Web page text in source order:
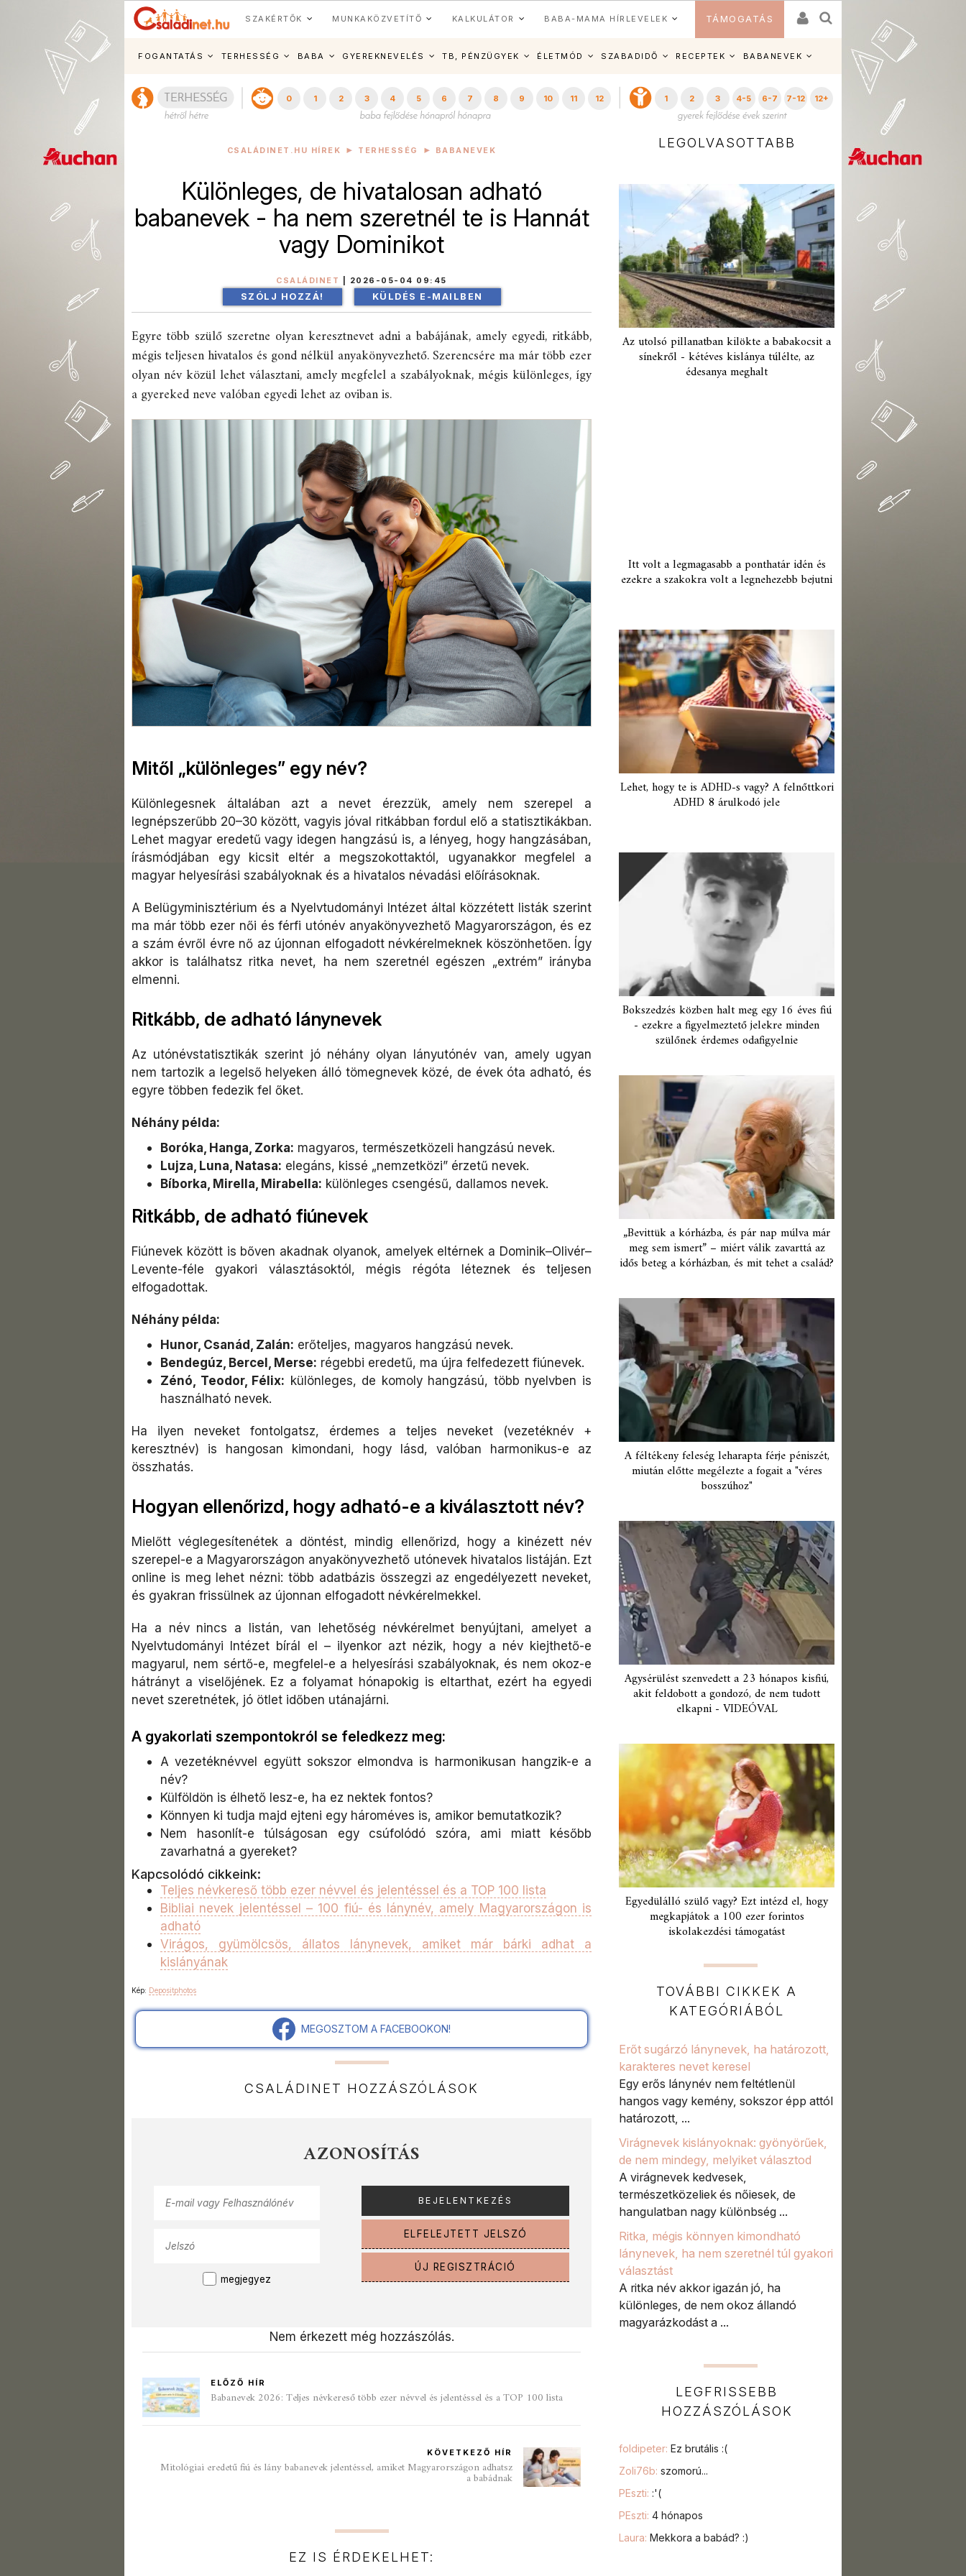
SZAKÉRTŐK MUNKAKÖZVETÍTŐ KALKULÁTOR BABA-MAMA HÍRLEVELEK TÁMOGATÁS
FOGANTATÁS TERHESSÉG BABA GYEREKNEVELÉS TB, PÉNZÜGYEK ÉLETMÓD SZABADIDŐ RECEPTEK BABANEVEK
0 1 2 3 4 5 6 7 8 9 10 11 12 1 2 3 4-5 6-7 7-12 12+
CSALÁDINET.HU HÍREK TERHESSÉG BABANEVEK
Különleges, de hivatalosan adható
babanevek - ha nem szeretnél te is Hannát
vagy Dominikot
CSALÁDINET 2026-05-04 09:45
SZÓLJ HOZZÁ! KÜLDÉS E-MAILBEN
Egyre több szülő szeretne olyan keresztnevet adni a babájának, amely egyedi, ritkább,
mégis teljesen hivatalos és gond nélkül anyakönyvezhető. Szerencsére ma már több ezer
olyan név közül lehet választani, amely megfelel a szabályoknak, mégis különleges, így
a gyereked neve valóban egyedi lehet az oviban is.
Mitől „különleges” egy név?
Különlegesnek általában azt a nevet érezzük, amely nem szerepel a
legnépszerűbb 20–30 között, vagyis jóval ritkábban fordul elő a statisztikákban.
Lehet magyar eredetű vagy idegen hangzású is, a lényeg, hogy hangzásában,
írásmódjában egy kicsit eltér a megszokottaktól, ugyanakkor megfelel a
magyar helyesírási szabályoknak és a hivatalos névadási előírásoknak.
A Belügyminisztérium és a Nyelvtudományi Intézet által közzétett listák szerint
ma már több ezer női és férfi utónév anyakönyvezhető Magyarországon, és ez
a szám évről évre nő az újonnan elfogadott névkérelmeknek köszönhetően. Így
akkor is találhatsz ritka nevet, ha nem szeretnél egészen „extrém” irányba
elmenni.
Ritkább, de adható lánynevek
Az utónévstatisztikák szerint jó néhány olyan lányutónév van, amely ugyan
nem tartozik a legelső helyeken álló tömegnevek közé, de évek óta adható, és
egyre többen fedezik fel őket.
Néhány példa:
Boróka, Hanga, Zorka: magyaros, természetközeli hangzású nevek.
Lujza, Luna, Natasa: elegáns, kissé „nemzetközi” érzetű nevek.
Bíborka, Mirella, Mirabella: különleges csengésű, dallamos nevek.
Ritkább, de adható fiúnevek
Fiúnevek között is bőven akadnak olyanok, amelyek eltérnek a Dominik–Olivér–
Levente-féle gyakori választásoktól, mégis régóta léteznek és teljesen
elfogadottak.
Néhány példa:
Hunor, Csanád, Zalán: erőteljes, magyaros hangzású nevek.
Bendegúz, Bercel, Merse: régebbi eredetű, ma újra felfedezett fiúnevek.
Zénó, Teodor, Félix: különleges, de komoly hangzású, több nyelvben is
használható nevek.
Ha ilyen neveket fontolgatsz, érdemes a teljes neveket (vezetéknév +
keresztnév) is hangosan kimondani, hogy lásd, valóban harmonikus-e az
összhatás.​
Hogyan ellenőrizd, hogy adható-e a kiválasztott név?
Mielőtt véglegesítenétek a döntést, mindig ellenőrizd, hogy a kinézett név
szerepel-e a Magyarországon anyakönyvezhető utónevek hivatalos listáján. Ezt
online is meg lehet nézni: több adatbázis összegzi az engedélyezett neveket,
és gyakran frissülnek az újonnan elfogadott névkérelmekkel.
Ha a név nincs a listán, van lehetőség névkérelmet benyújtani, amelyet a
Nyelvtudományi Intézet bírál el – ilyenkor azt nézik, hogy a név kiejthető-e
magyarul, nem sértő-e, megfelel-e a helyesírási szabályoknak, és nem okoz-e
hátrányt a viselőjének. Ez a folyamat hónapokig is eltarthat, ezért ha egyedi
nevet szeretnétek, jó ötlet időben utánajárni.
A gyakorlati szempontokról se feledkezz meg:
A vezetéknévvel együtt sokszor elmondva is harmonikusan hangzik-e a
név?
Külföldön is élhető lesz-e, ha ez nektek fontos?
Könnyen ki tudja majd ejteni egy hároméves is, amikor bemutatkozik?
Nem hasonlít-e túlságosan egy csúfolódó szóra, ami miatt később
zavarhatná a gyereket?​
Kapcsolódó cikkeink:
Teljes névkereső több ezer névvel és jelentéssel és a TOP 100 lista
Bibliai nevek jelentéssel – 100 fiú- és lánynév, amely Magyarországon is
adható
Virágos, gyümölcsös, állatos lánynevek, amiket már bárki adhat a
kislányának
Kép: Depositphotos
MEGOSZTOM A FACEBOOKON!
CSALÁDINET HOZZÁSZÓLÁSOK
AZONOSÍTÁS
megjegyez
ELFELEJTETT JELSZÓ
ÚJ REGISZTRÁCIÓ
Nem érkezett még hozzászólás.
ELŐZŐ HÍR
Babanevek 2026: Teljes névkereső több ezer névvel és jelentéssel és a TOP 100 lista
KÖVETKEZŐ HÍR
Mitológiai eredetű fiú és lány babanevek jelentéssel, amiket Magyarországon adhatsz
a babádnak
EZ IS ÉRDEKELHET:
LEGOLVASOTTABB
Az utolsó pillanatban kilökte a babakocsit a
sínekről - kétéves kislánya túlélte, az
édesanya meghalt
Itt volt a legmagasabb a ponthatár idén és
ezekre a szakokra volt a legnehezebb bejutni
Lehet, hogy te is ADHD-s vagy? A felnőttkori
ADHD 8 árulkodó jele
Bokszedzés közben halt meg egy 16 éves fiú
- ezekre a figyelmeztető jelekre minden
szülőnek érdemes odafigyelnie
„Bevittük a kórházba, és pár nap múlva már
meg sem ismert” – miért válik zavarttá az
idős beteg a kórházban, és mit tehet a család?
A féltékeny feleség leharapta férje péniszét,
miután előtte megélezte a fogait a "véres
bosszúhoz"
Agysérülést szenvedett a 23 hónapos kisfiú,
akit feldobott a gondozó, de nem tudott
elkapni - VIDEÓVAL
Egyedülálló szülő vagy? Ezt intézd el, hogy
megkapjátok a 100 ezer forintos
iskolakezdési támogatást
TOVÁBBI CIKKEK A
KATEGÓRIÁBÓL
Erőt sugárzó lánynevek, ha határozott,
karakteres nevet keresel
Egy erős lánynév nem feltétlenül
hangos vagy kemény, sokszor épp attól
határozott, ...
Virágnevek kislányoknak: gyönyörűek,
de nem mindegy, melyiket választod
A virágnevek kedvesek,
természetközeliek és nőiesek, de
hangulatban nagy különbség ...
Ritka, mégis könnyen kimondható
lánynevek, ha nem szeretnél túl gyakori
választást
A ritka név akkor igazán jó, ha
különleges, de nem okoz állandó
magyarázkodást a ...
LEGFRISSEBB
HOZZÁSZÓLÁSOK
foldipeter: Ez brutális :(
Zoli76b: szomorú...
PEszti: :'(
PEszti: 4 hónapos
Laura: Mekkora a babád? :)